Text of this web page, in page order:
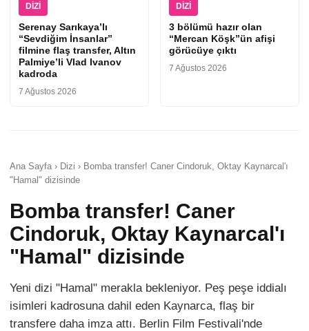
DIZI
Serenay Sarıkaya’lı
“Sevdiğim İnsanlar”
filmine flaş transfer, Altın
Palmiye’li Vlad Ivanov
kadroda
7 Ağustos 2026
DIZI
3 bölümü hazır olan
“Mercan Köşk”ün afişi
görücüye çıktı
7 Ağustos 2026
Ana Sayfa › Dizi › Bomba transfer! Caner Cindoruk, Oktay Kaynarcal'ı
"Hamal" dizisinde
Bomba transfer! Caner
Cindoruk, Oktay Kaynarcal'ı
"Hamal" dizisinde
Yeni dizi "Hamal" merakla bekleniyor. Peş peşe iddialı
isimleri kadrosuna dahil eden Kaynarca, flaş bir
transfere daha imza attı. Berlin Film Festivali'nde